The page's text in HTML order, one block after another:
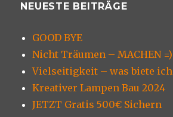
NEUESTE BEITRÄGE
GOOD BYE
Nicht Träumen – MACHEN =)
Vielseitigkeit – was biete ich
Kreativer Lampen Bau 2024
JETZT Gratis 500€ Sichern